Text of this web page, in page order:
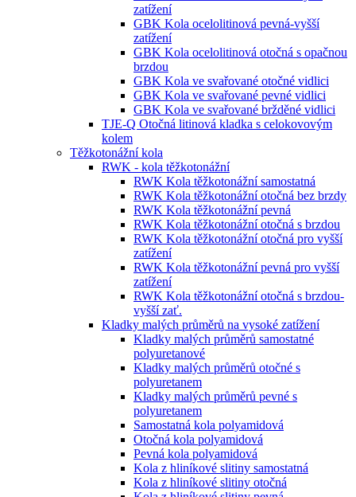
zatížení
GBK Kola ocelolitinová pevná-vyšší
zatížení
GBK Kola ocelolitinová otočná s opačnou
brzdou
GBK Kola ve svařované otočné vidlici
GBK Kola ve svařované pevné vidlici
GBK Kola ve svařované bržděné vidlici
TJE-Q Otočná litinová kladka s celokovovým
kolem
Těžkotonážní kola
RWK - kola těžkotonážní
RWK Kola těžkotonážní samostatná
RWK Kola těžkotonážní otočná bez brzdy
RWK Kola těžkotonážní pevná
RWK Kola těžkotonážní otočná s brzdou
RWK Kola těžkotonážní otočná pro vyšší
zatížení
RWK Kola těžkotonážní pevná pro vyšší
zatížení
RWK Kola těžkotonážní otočná s brzdou-
vyšší zať.
Kladky malých průměrů na vysoké zatížení
Kladky malých průměrů samostatné
polyuretanové
Kladky malých průměrů otočné s
polyuretanem
Kladky malých průměrů pevné s
polyuretanem
Samostatná kola polyamidová
Otočná kola polyamidová
Pevná kola polyamidová
Kola z hliníkové slitiny samostatná
Kola z hliníkové slitiny otočná